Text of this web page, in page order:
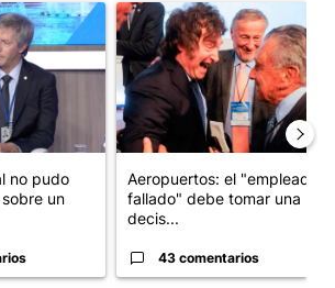
con el título "El Banco Central no
no pudo
un
Un artículo de tendencia con
Aeropuertos: el "empleado
fallado" debe tomar una
decis...
43 comentarios